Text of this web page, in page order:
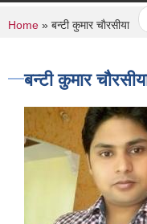
«
You are here
Home » बन्टी कुमार चाैरसीया
बन्टी कुमार